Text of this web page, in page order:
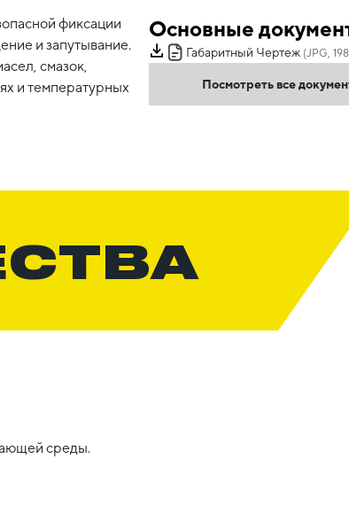
фиксации
и запутывание.
смазок,
и температурных
Основные
Габаритный Чертеж (JPG,
Посмотреть все
среды.